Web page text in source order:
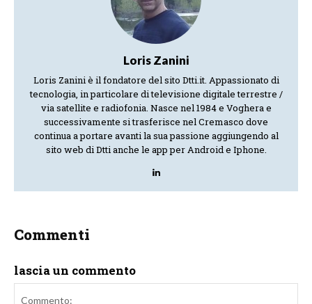
Loris Zanini
Loris Zanini è il fondatore del sito Dtti.it. Appassionato di
tecnologia, in particolare di televisione digitale terrestre /
via satellite e radiofonia. Nasce nel 1984 e Voghera e
successivamente si trasferisce nel Cremasco dove
continua a portare avanti la sua passione aggiungendo al
sito web di Dtti anche le app per Android e Iphone.
Commenti
lascia un commento